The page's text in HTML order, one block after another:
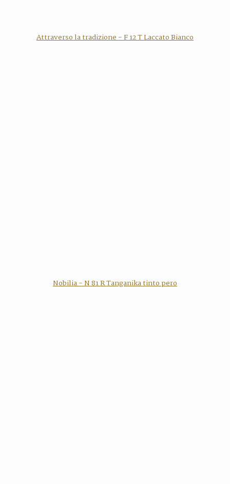
Attraverso la tradizione - F 12 T Laccato Bianco
Nobilia - N 81 R Tanganika tinto pero